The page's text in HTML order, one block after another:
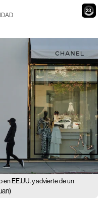
21
EE.UU. y advierte de un